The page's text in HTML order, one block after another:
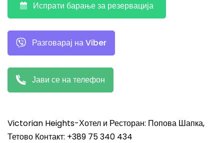
Испрати барање за резервација
Разговарај на Viber
Јави се на телефон
Victorian Heights-Хотел и Ресторан: Попова Шапка,
Тетово Контакт: +389 75 340 434